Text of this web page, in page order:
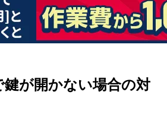
鍵が開かない場合の対